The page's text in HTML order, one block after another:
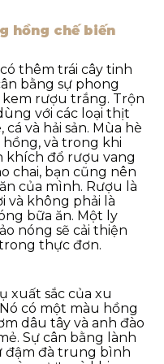
hồng chế biến
thêm trái cây tinh
bằng sự phong
rượu trắng. Trộn
với các loại thịt
và hải sản. Mùa hè
và trong khi
khích đổ rượu vang
chai, bạn cũng nên
của mình. Rượu là
và không phải là
bữa ăn. Một ly
nóng sẽ cải thiện
thực đơn.
xuất sắc của xu
có một màu hồng
dâu tây và anh đào
Sự cân bằng lành
đậm đà trung bình